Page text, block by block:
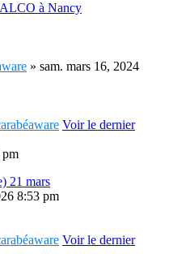
à Nancy
» sam. mars 16, 2024
Voir le dernier
pm
21 mars
8:53 pm
Voir le dernier